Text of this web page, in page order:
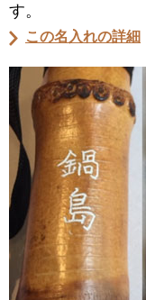
す。
この名入れの詳細